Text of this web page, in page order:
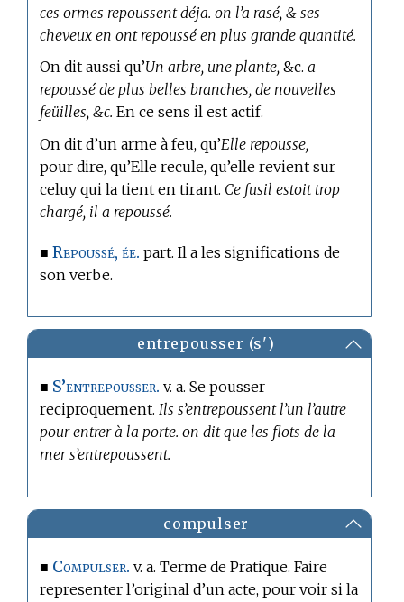
ces ormes repoussent déja. on l’a rasé, & ses
cheveux en ont repoussé en plus grande quantité.
On dit aussi qu’Un arbre, une plante, &c.a
repoussé de plus belles branches, de nouvelles
feüilles, &c. En ce sens il est actif.
On dit d’un arme à feu, qu’Elle repousse,
pour dire, qu’Elle recule, qu’elle revient sur
celuy qui la tient en tirant. Ce fusil estoit trop
chargé, il a repoussé.
■Repoussé, ée. part. Il a les significations de
son verbe.
entrepousser (s')
■ S’entrepousser. v. a. Se pousser
reciproquement.Ils s’entrepoussent l’un l’autre
pour entrer à la porte. on dit que les flots de la
mer s’entrepoussent.
compulser
■ Compulser. v. a.Terme de Pratique. Faire
representer l’original d’un acte, pour voir si la